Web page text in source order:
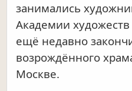
занимались
Академии художеств
ещё недавно
возрождённого
Москве.